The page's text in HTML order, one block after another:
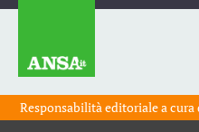
Responsabilità editoriale a